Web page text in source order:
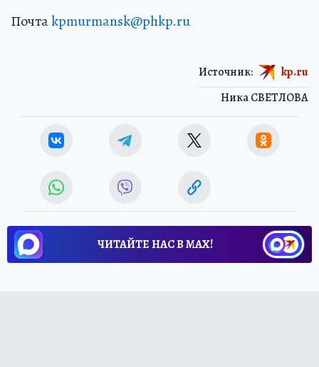
Почтаkpmurmansk@phkp.ru
Ника СВЕТЛОВА
Источник: kp.ru
ЧИТАЙТЕ НАС В МАХ!